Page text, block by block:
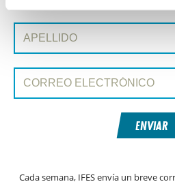
ENVIAR
Cada semana, IFES envía un breve